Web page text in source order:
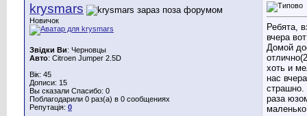
krysmars
Новичок
Звідки Ви: Черновцы
Авто: Citroen Jumper 2.5D
Вік: 45
Дописи: 15
Вы сказали Спасибо: 0
Поблагодарили 0 раз(а) в 0 сообщениях
Репутація: 0
Ребята,
вчера
Домой
хоть и
нас вчера
страшно.
раза
маленько